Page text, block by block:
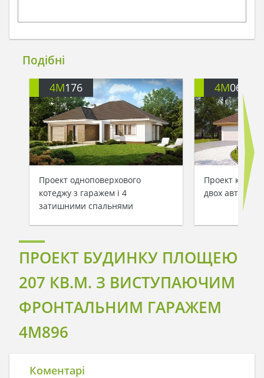
Подібні
4M176
Проект одноповерхового
котеджу з гаражем і 4
затишними спальнями
4M060
Проект
двох авто
ПРОЕКТ БУДИНКУ ПЛОЩЕЮ
207 КВ.М. З ВИСТУПАЮЧИМ
ФРОНТАЛЬНИМ ГАРАЖЕМ
4M896
Коментарі